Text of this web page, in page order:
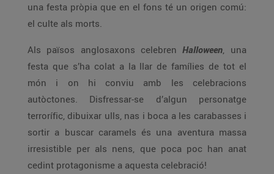
una festa pròpia que en el fons té un origen comú:
el culte als morts.
Als països anglosaxons celebren Halloween, una
festa que s’ha colat a la llar de famílies de tot el
món i on hi conviu amb les celebracions
autòctones. Disfressar-se d’algun personatge
terrorífic, dibuixar ulls, nas i boca a les carabasses i
sortir a buscar caramels és una aventura massa
irresistible per als nens, que poca poc han anat
cedint protagonisme a aquesta celebració!